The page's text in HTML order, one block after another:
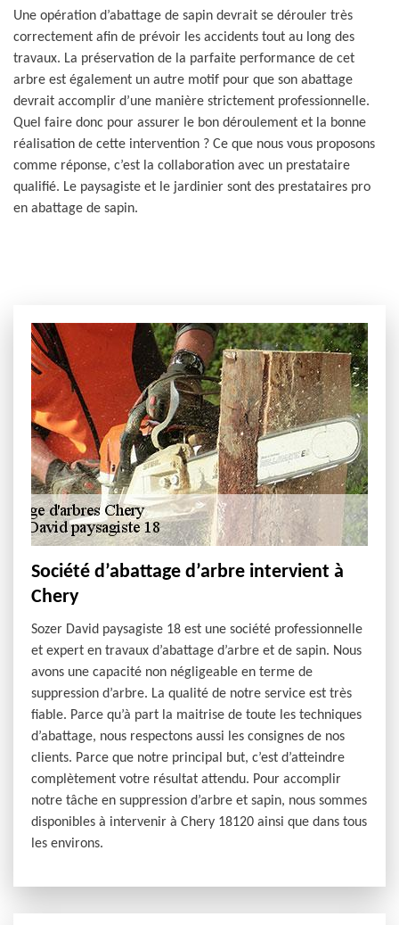
Une opération d’abattage de sapin devrait se dérouler très
correctement afin de prévoir les accidents tout au long des
travaux. La préservation de la parfaite performance de cet
arbre est également un autre motif pour que son abattage
devrait accomplir d’une manière strictement professionnelle.
Quel faire donc pour assurer le bon déroulement et la bonne
réalisation de cette intervention ? Ce que nous vous proposons
comme réponse, c’est la collaboration avec un prestataire
qualifié. Le paysagiste et le jardinier sont des prestataires pro
en abattage de sapin.
Société d’abattage d’arbre intervient à
Chery
Sozer David paysagiste 18 est une société professionnelle
et expert en travaux d’abattage d’arbre et de sapin. Nous
avons une capacité non négligeable en terme de
suppression d’arbre. La qualité de notre service est très
fiable. Parce qu’à part la maitrise de toute les techniques
d’abattage, nous respectons aussi les consignes de nos
clients. Parce que notre principal but, c’est d’atteindre
complètement votre résultat attendu. Pour accomplir
notre tâche en suppression d’arbre et sapin, nous sommes
disponibles à intervenir à Chery 18120 ainsi que dans tous
les environs.